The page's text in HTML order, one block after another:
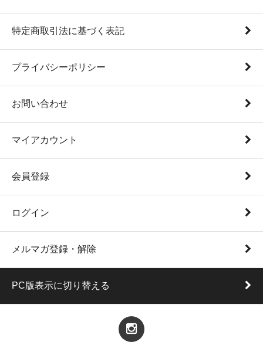
特定商取引法に基づく表記
プライバシーポリシー
お問い合わせ
マイアカウント
会員登録
ログイン
メルマガ登録・解除
PC版表示に切り替える